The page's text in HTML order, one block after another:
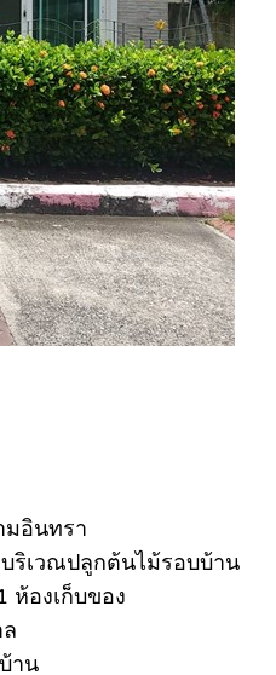
มอินทรา
ริเวณปลูกต้นไม้รอบบ้าน
ห้องเก็บของ
าน